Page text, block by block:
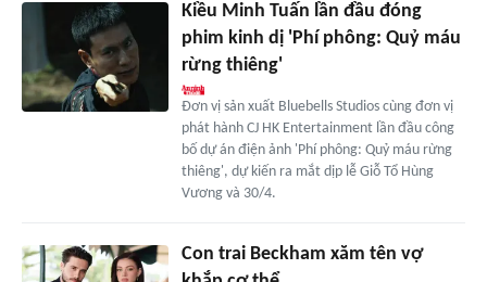
Kiều Minh Tuấn lần đầu đóng
phim kinh dị 'Phí phông: Quỷ máu
rừng thiêng'
Đơn vị sản xuất Bluebells Studios cùng đơn vị
phát hành CJ HK Entertainment lần đầu công
bố dự án điện ảnh 'Phí phông: Quỷ máu rừng
thiêng', dự kiến ra mắt dịp lễ Giỗ Tổ Hùng
Vương và 30/4.
Con trai Beckham xăm tên vợ